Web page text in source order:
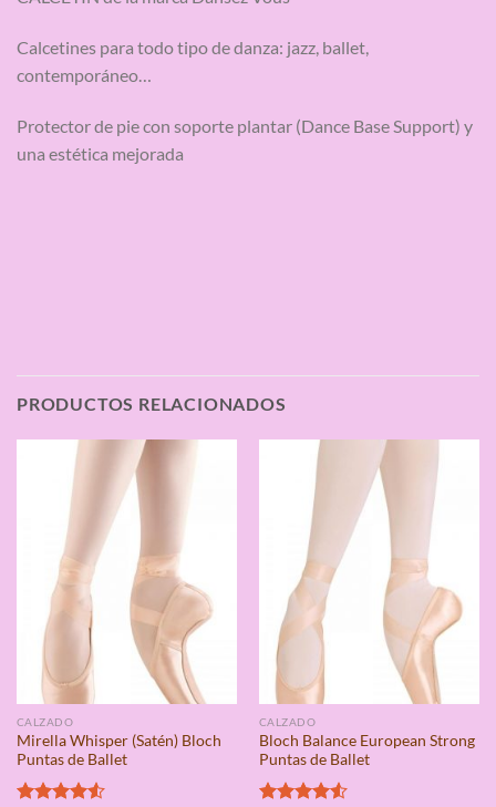
Calcetines para todo tipo de danza: jazz, ballet,
contemporáneo…
Protector de pie con soporte plantar (Dance Base Support) y
una estética mejorada
PRODUCTOS RELACIONADOS
CALZADO
Mirella Whisper (Satén) Bloch
Puntas de Ballet
CALZADO
Bloch Balance European Strong
Puntas de Ballet